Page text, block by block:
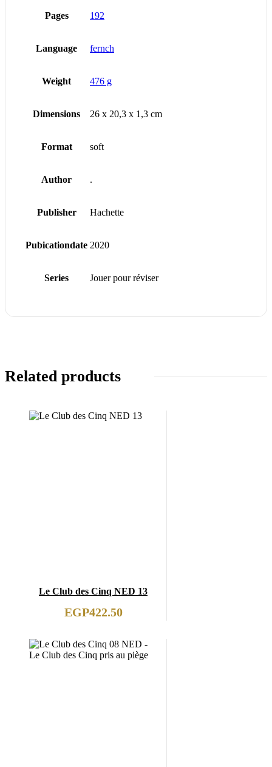
Pages 192
Language fernch
Weight 476 g
Dimensions 26 x 20,3 x 1,3 cm
Format soft
Author .
Publisher Hachette
Pubicationdate 2020
Series Jouer pour réviser
Related products
Le Club des Cinq NED 13
EGP422.50